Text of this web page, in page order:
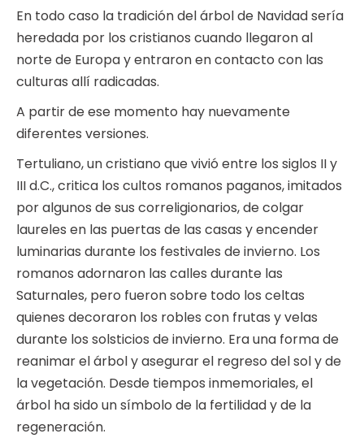
En todo caso la tradición del árbol de Navidad sería
heredada por los cristianos cuando llegaron al
norte de Europa y entraron en contacto con las
culturas allí radicadas.
A partir de ese momento hay nuevamente
diferentes versiones.
Tertuliano, un cristiano que vivió entre los siglos II y
III d.C., critica los cultos romanos paganos, imitados
por algunos de sus correligionarios, de colgar
laureles en las puertas de las casas y encender
luminarias durante los festivales de invierno. Los
romanos adornaron las calles durante las
Saturnales, pero fueron sobre todo los celtas
quienes decoraron los robles con frutas y velas
durante los solsticios de invierno. Era una forma de
reanimar el árbol y asegurar el regreso del sol y de
la vegetación. Desde tiempos inmemoriales, el
árbol ha sido un símbolo de la fertilidad y de la
regeneración.